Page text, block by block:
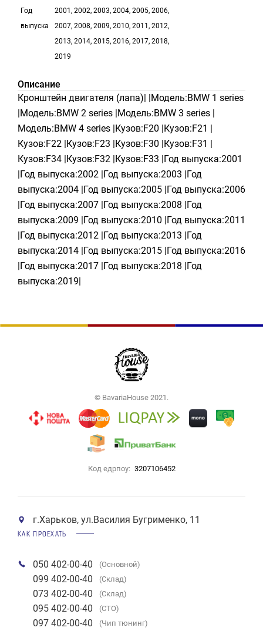
Год
выпуска
2001, 2002, 2003, 2004, 2005, 2006,
2007, 2008, 2009, 2010, 2011, 2012,
2013, 2014, 2015, 2016, 2017, 2018,
2019
Описание
Кронштейн двигателя (лапа)| |Модель:BMW 1 series
|Модель:BMW 2 series |Модель:BMW 3 series |
Модель:BMW 4 series |Кузов:F20 |Кузов:F21 |
Кузов:F22 |Кузов:F23 |Кузов:F30 |Кузов:F31 |
Кузов:F34 |Кузов:F32 |Кузов:F33 |Год выпуска:2001
|Год выпуска:2002 |Год выпуска:2003 |Год
выпуска:2004 |Год выпуска:2005 |Год выпуска:2006
|Год выпуска:2007 |Год выпуска:2008 |Год
выпуска:2009 |Год выпуска:2010 |Год выпуска:2011
|Год выпуска:2012 |Год выпуска:2013 |Год
выпуска:2014 |Год выпуска:2015 |Год выпуска:2016
|Год выпуска:2017 |Год выпуска:2018 |Год
выпуска:2019|
© BavariaHouse 2021.
Код едрпоу: 3207106452
г.Харьков, ул.Василия Бугрименко, 11
КАК ПРОЕХАТЬ
050 402-00-40 (Основной)
099 402-00-40 (Склад)
073 402-00-40 (Склад)
095 402-00-40 (СТО)
097 402-00-40 (Чип тюнинг)